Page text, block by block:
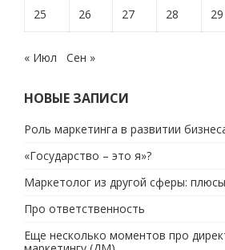
25 26 27 28 29
« Июл Сен »
НОВЫЕ ЗАПИСИ
Роль маркетинга в развитии
«Государство – это я»?
Маркетолог из другой сферы:
Про ответственность
Еще несколько моментов про